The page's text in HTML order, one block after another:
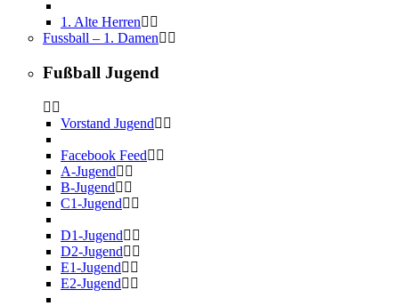
1. Alte Herren
Fussball – 1. Damen
Fußball Jugend
Vorstand Jugend
Facebook Feed
A-Jugend
B-Jugend
C1-Jugend
D1-Jugend
D2-Jugend
E1-Jugend
E2-Jugend